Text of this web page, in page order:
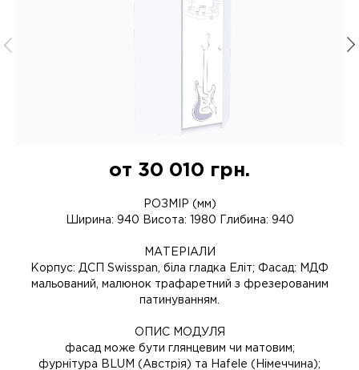
от 30 010 грн.
РОЗМІР (мм)
Ширина: 940 Висота: 1980 Глибина: 940
МАТЕРІАЛИ
Корпус: ДСП Swisspan, біла гладка Еліт; Фасад: МДФ
мальований, малюнок трафаретний з фрезерованим
патинуванням.
ОПИС МОДУЛЯ
фасад може бути глянцевим чи матовим;
фурнітура BLUM (Австрія) та Hafele (Німеччина);